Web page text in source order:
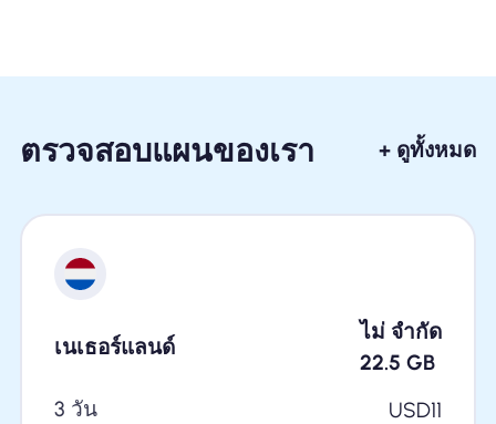
ตรวจสอบแผนของเรา + ดูทั้งหมด
เนเธอร์แลนด์
ไม่ จำกัด
22.5 GB
3 วัน
USD11